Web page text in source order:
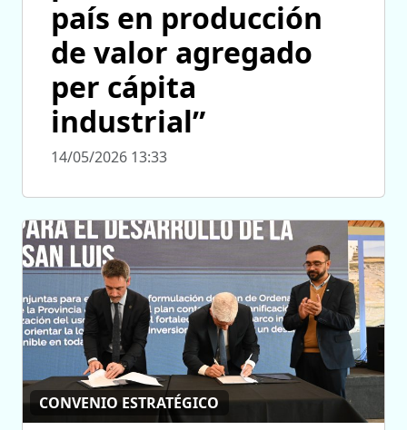
país en producción
de valor agregado
per cápita
industrial”
14/05/2026 13:33
CONVENIO ESTRATÉGICO